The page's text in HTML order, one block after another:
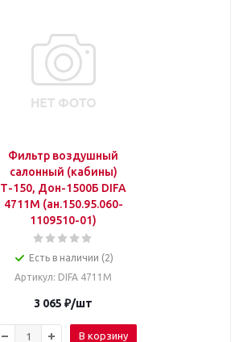
Фильтр воздушный
салонный (кабины)
Т-150, Дон-1500Б DIFA
4711M (ан.150.95.060-
1109510-01)
Есть в наличии (2)
Артикул: DIFA 4711M
3 065 ₽/шт
В корзину